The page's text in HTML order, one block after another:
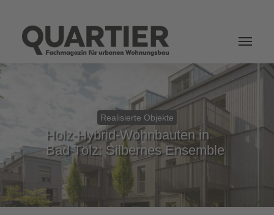
Realisierte Objekte
Holz-Hybrid-Wohnbauten in
Bad Tölz: Silbernes Ensemble